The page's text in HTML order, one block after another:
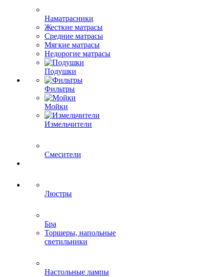
Наматрасники
Жесткие матрасы
Средние матрасы
Мягкие матрасы
Недорогие матрасы
Подушки
Фильтры
Мойки
Измельчители
Смесители
Люстры
Бра
Торшеры, напольные
светильники
Настольные лампы